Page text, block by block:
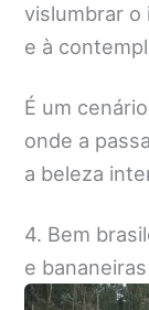
vislumbrar o
e à
É um
onde a
a beleza
4. Bem
e